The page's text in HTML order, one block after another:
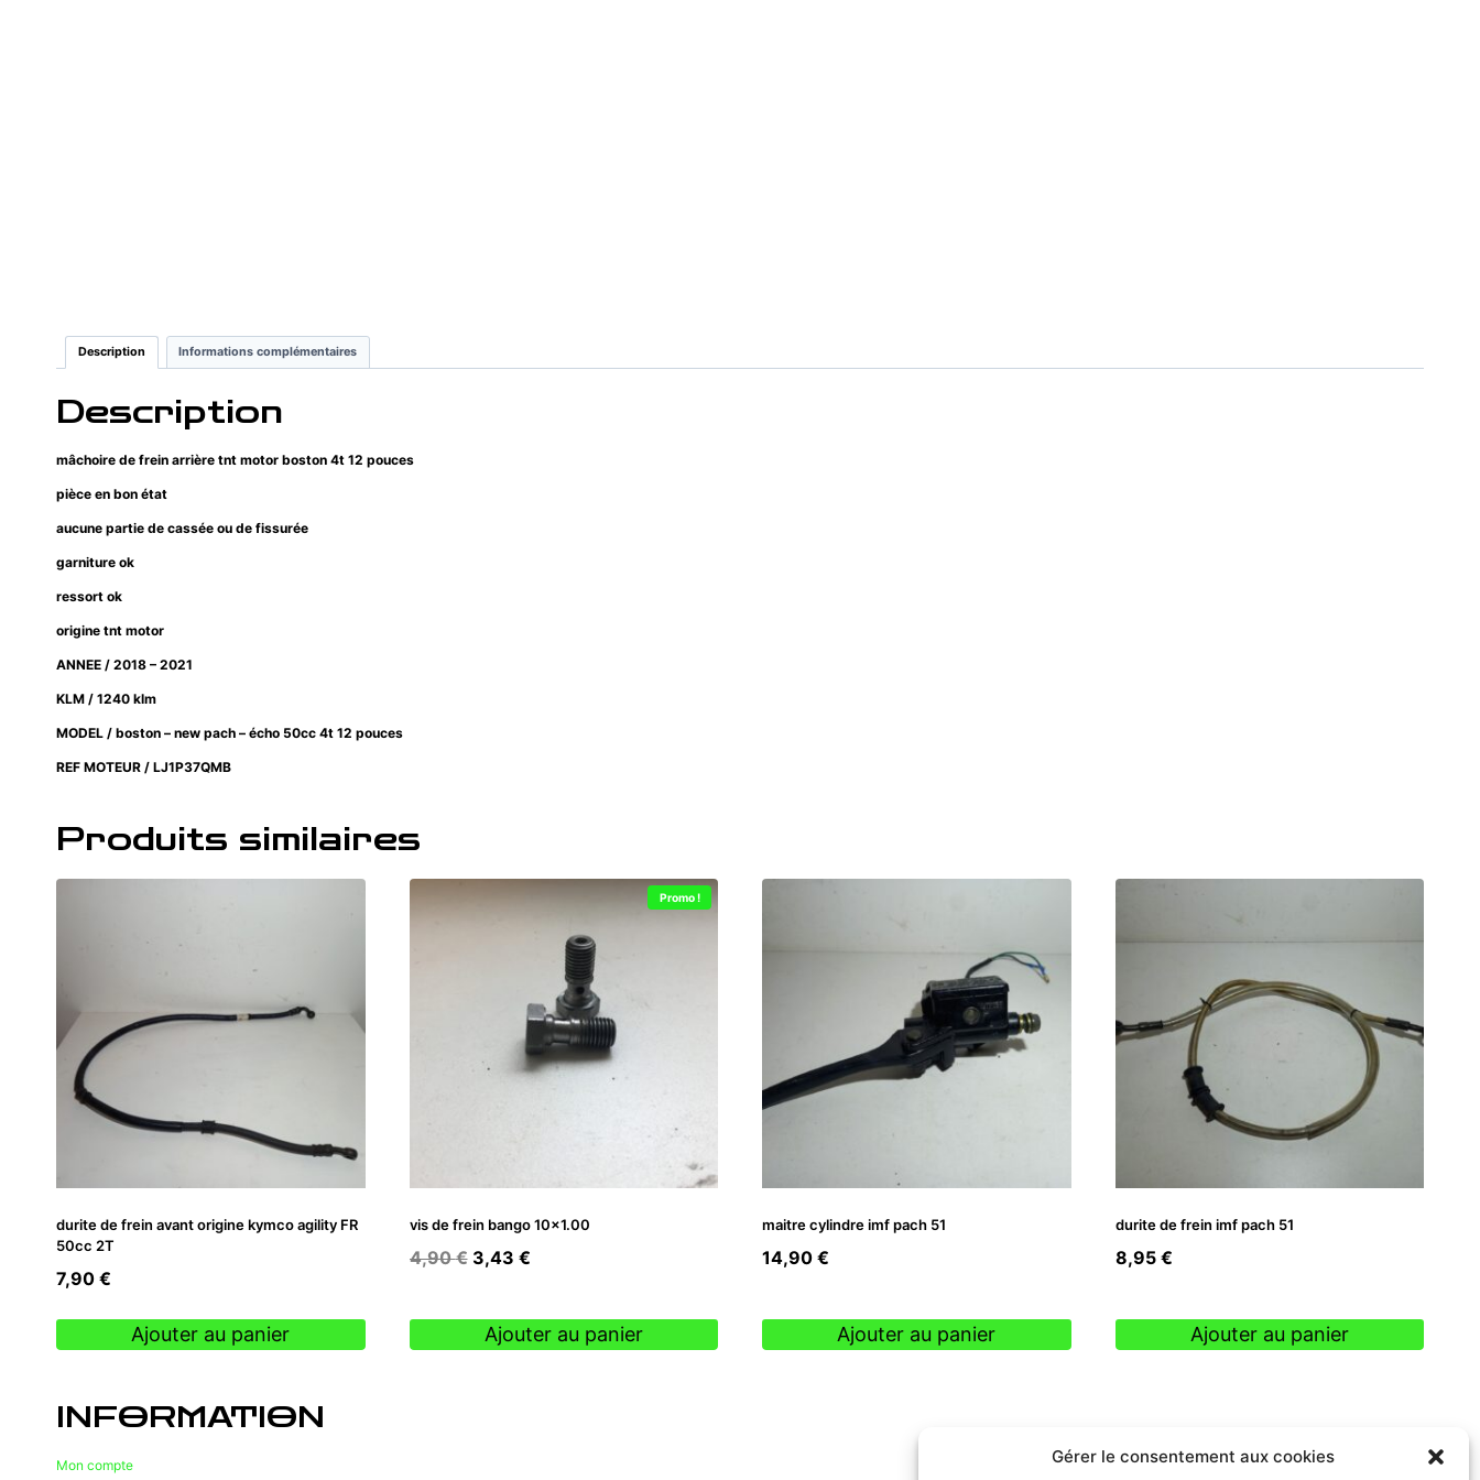
Gérer le consentement aux cookies
Description Informations complémentaires
Description
mâchoire de frein arrière tnt motor boston 4t 12 pouces
pièce en bon état
aucune partie de cassée ou de fissurée
garniture ok
ressort ok
origine tnt motor
ANNEE / 2018 – 2021
KLM / 1240 klm
MODEL / boston – new pach – écho 50cc 4t 12 pouces
REF MOTEUR / LJ1P37QMB
Produits similaires
durite de frein avant origine kymco agility FR
50cc 2T
7,90 €
Ajouter au panier
Promo !
vis de frein bango 10×1.00
4,90€ Le
était :
3,43 €Le
est :
Ajouter au panier
maitre cylindre imf pach 51
14,90 €
Ajouter au panier
durite de frein imf pach 51
8,95 €
Ajouter au panier
INFORMATION
Mon compte